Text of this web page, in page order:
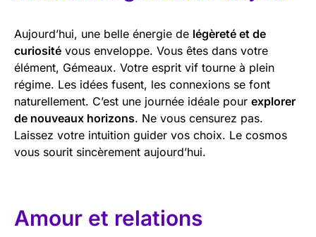
Aujourd’hui, une belle énergie de légèreté et de
curiosité vous enveloppe. Vous êtes dans votre
élément, Gémeaux. Votre esprit vif tourne à plein
régime. Les idées fusent, les connexions se font
naturellement. C’est une journée idéale pour explorer
de nouveaux horizons. Ne vous censurez pas.
Laissez votre intuition guider vos choix. Le cosmos
vous sourit sincèrement aujourd’hui.
Amour et relations